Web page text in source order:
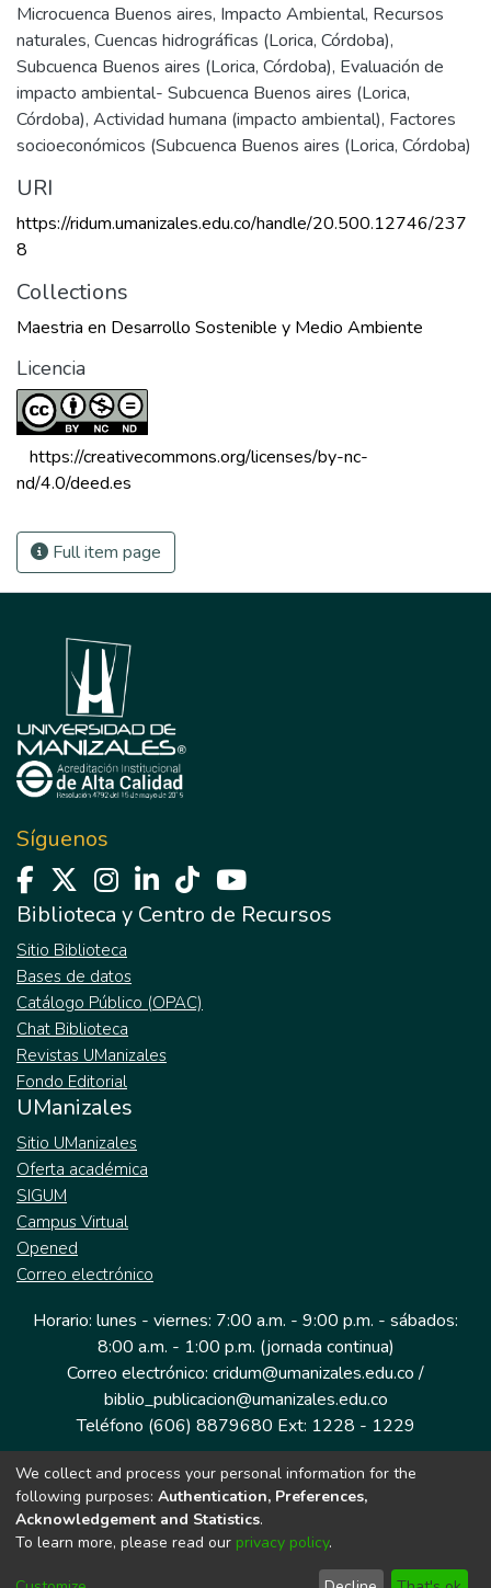
Microcuenca Buenos aires, Impacto Ambiental, Recursos
naturales, Cuencas hidrográficas (Lorica, Córdoba),
Subcuenca Buenos aires (Lorica, Córdoba), Evaluación de
impacto ambiental- Subcuenca Buenos aires (Lorica,
Córdoba), Actividad humana (impacto ambiental), Factores
socioeconómicos (Subcuenca Buenos aires (Lorica, Córdoba)
URI
https://ridum.umanizales.edu.co/handle/20.500.12746/237
8
Collections
Maestria en Desarrollo Sostenible y Medio Ambiente
Licencia
https://creativecommons.org/licenses/by-nc-
nd/4.0/deed.es
Full item page
Síguenos
Biblioteca y Centro de Recursos
Sitio Biblioteca
Bases de datos
Catálogo Público (OPAC)
Chat Biblioteca
Revistas UManizales
Fondo Editorial
UManizales
Sitio UManizales
Oferta académica
SIGUM
Campus Virtual
Opened
Correo electrónico
Horario: lunes - viernes: 7:00 a.m. - 9:00 p.m. - sábados:
8:00 a.m. - 1:00 p.m. (jornada continua)
Correo electrónico: cridum@umanizales.edu.co /
biblio_publicacion@umanizales.edu.co
Teléfono (606) 8879680 Ext: 1228 - 1229
Dirección: Cra 9 a # 19-03 Edificio histórico, piso 1
Manizales, Caldas
Colombia.
We collect and process your personal information for the
following purposes: Authentication, Preferences,
Acknowledgement and Statistics.
To learn more, please read our privacy policy.